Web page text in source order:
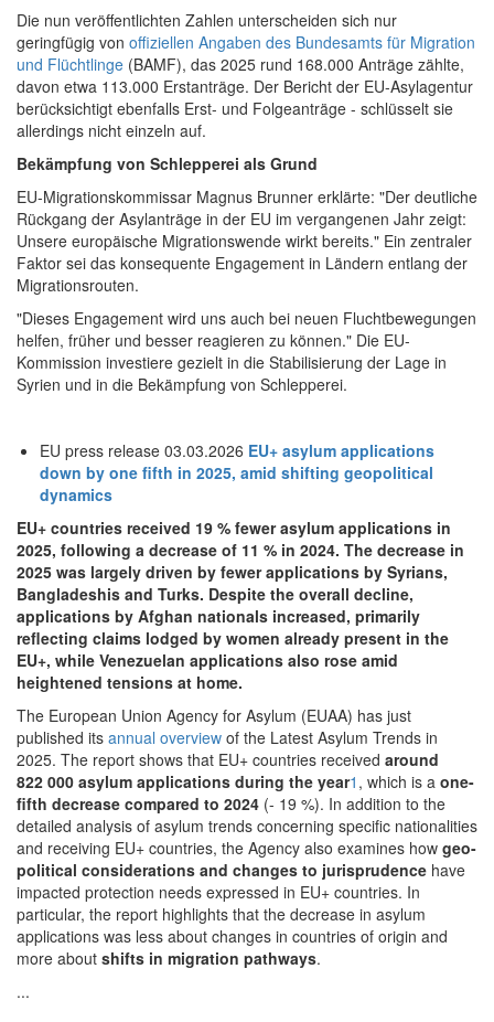
Die nun veröffentlichten Zahlen unterscheiden sich nur
geringfügig von offiziellen Angaben des Bundesamts für Migration
und Flüchtlinge (BAMF), das 2025 rund 168.000 Anträge zählte,
davon etwa 113.000 Erstanträge. Der Bericht der EU-Asylagentur
berücksichtigt ebenfalls Erst- und Folgeanträge - schlüsselt sie
allerdings nicht einzeln auf.
Bekämpfung von Schlepperei als Grund
EU-Migrationskommissar Magnus Brunner erklärte: "Der deutliche
Rückgang der Asylanträge in der EU im vergangenen Jahr zeigt:
Unsere europäische Migrationswende wirkt bereits." Ein zentraler
Faktor sei das konsequente Engagement in Ländern entlang der
Migrationsrouten.
"Dieses Engagement wird uns auch bei neuen Fluchtbewegungen
helfen, früher und besser reagieren zu können." Die EU-
Kommission investiere gezielt in die Stabilisierung der Lage in
Syrien und in die Bekämpfung von Schlepperei.
EU press release 03.03.2026 EU+ asylum applications
down by one fifth in 2025, amid shifting geopolitical
dynamics
EU+ countries received 19 % fewer asylum applications in
2025, following a decrease of 11 % in 2024. The decrease in
2025 was largely driven by fewer applications by Syrians,
Bangladeshis and Turks. Despite the overall decline,
applications by Afghan nationals increased, primarily
reflecting claims lodged by women already present in the
EU+, while Venezuelan applications also rose amid
heightened tensions at home.
The European Union Agency for Asylum (EUAA) has just
published its annual overview of the Latest Asylum Trends in
2025. The report shows that EU+ countries received around
822 000 asylum applications during the year1 , which is a one-
fifth decrease compared to 2024 (- 19 %). In addition to the
detailed analysis of asylum trends concerning specific nationalities
and receiving EU+ countries, the Agency also examines how geo-
political considerations and changes to jurisprudence have
impacted protection needs expressed in EU+ countries. In
particular, the report highlights that the decrease in asylum
applications was less about changes in countries of origin and
more about shifts in migration pathways.
...